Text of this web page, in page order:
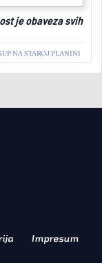
je obaveza svih
NA STAROJ PLANINI
Impresum